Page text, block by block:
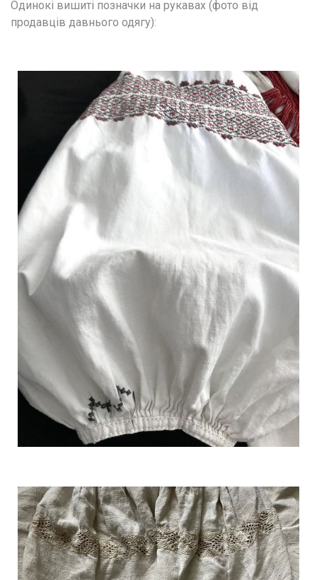
Одинокі вишиті позначки на рукавах (фото від
продавців давнього одягу):